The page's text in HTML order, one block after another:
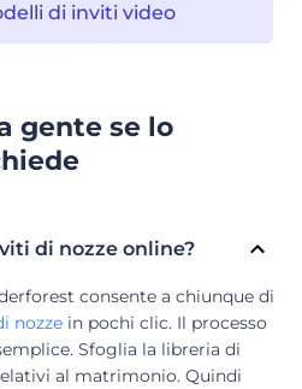
di inviti video
gente se lo
di nozze online?
consente a chiunque di
nozze in pochi clic. Il processo
Sfoglia la libreria di
al matrimonio. Quindi